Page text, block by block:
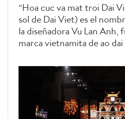
“Hoa cuc va mat troi Dai
sol de Dai Viet) es el
la diseñadora Vu Lan Anh,
marca vietnamita de ao